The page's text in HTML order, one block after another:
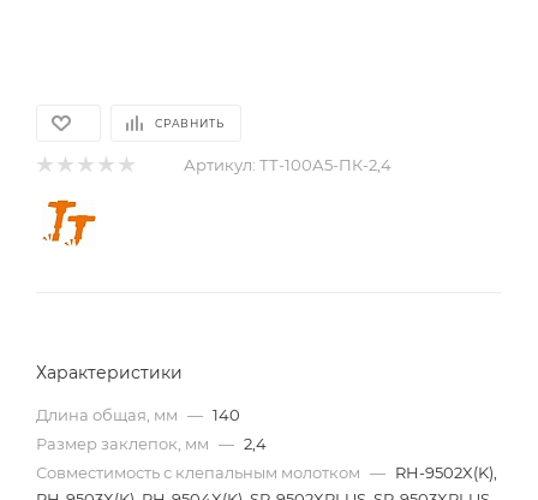
СРАВНИТЬ
Артикул: ТТ-100А5-ПК-2,4
Характеристики
Длина общая, мм — 140
Размер заклепок, мм — 2,4
Совместимость с клепальным молотком — RH-9502X(K),